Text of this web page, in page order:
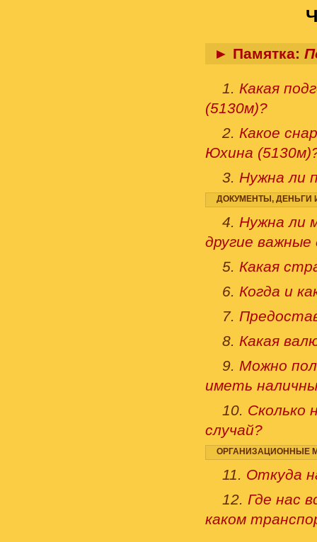
► Памятка:
1. Какая
(5130м)?
2. Какое
Юхина
3. Нужна ли
ДОКУМЕНТЫ, ДЕНЬГИ
4. Нужна ли
другие
5. Какая
6. Когда и
7.
8. Какая
9. Можно
иметь
10. Сколько
случай?
ОРГАНИЗАЦИОННЫЕ
11. Откуда
12. Где нас
каком